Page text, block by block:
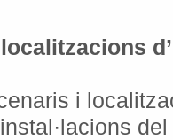
i